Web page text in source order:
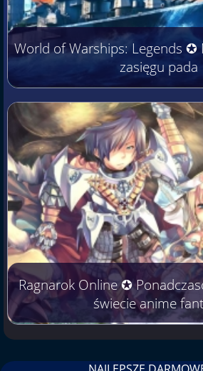
World of Warships: Legends ✪
zasięgu pada
Ragnarok Online ✪
świecie anime